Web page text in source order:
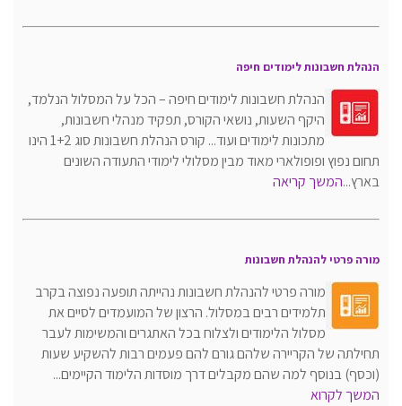
הנהלת חשבונות לימודים חיפה
הנהלת חשבונות לימודים חיפה – הכל על המסלול הנלמד,
היקף השעות, נושאי הקורס, תפקיד מנהלי חשבונות,
מתכונות לימודים ועוד... קורס הנהלת חשבונות סוג 1+2 הינו
תחום נפוץ ופופולארי מאוד מבין מסלולי לימודי התעודה השונים
בארץ...המשך קריאה
מורה פרטי להנהלת חשבונות
מורה פרטי להנהלת חשבונות נהייתה תופעה נפוצה בקרב
תלמידים רבים במסלול. הרצון של המועמדים לסיים את
מסלול הלימודים ולצלוח בכל האתגרים והמשימות לעבר
תחילתה של הקריירה שלהם גורם להם פעמים רבות להשקיע שעות
(וכסף) בנוסף למה שהם מקבלים דרך מוסדות הלימוד הקיימים...
המשך לקרוא